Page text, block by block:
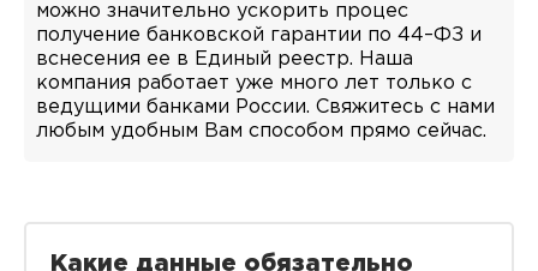
можно значительно ускорить процес
получение банковской гарантии по 44–ФЗ и
вснесения ее в Единый реестр. Наша
компания работает уже много лет только с
ведущими банками России. Свяжитесь с нами
любым удобным Вам способом прямо сейчас.
Какие данные обязательно